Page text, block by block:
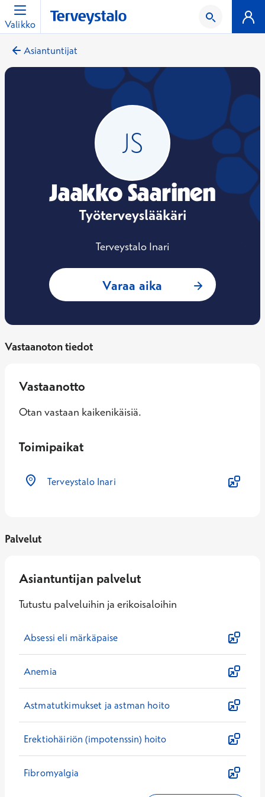
Valikko
Asiantuntijat
Jaakko Saarinen
Työterveyslääkäri
Terveystalo Inari
Varaa aika : Jaakko
Vastaanoton tiedot
Vastaanotto
Otan vastaan kaikenikäisiä.
Toimipaikat
Terveystalo Inari
Palvelut
Asiantuntijan palvelut
Tutustu palveluihin ja erikoisaloihin
Absessi eli märkäpaise
Anemia
Astmatutkimukset ja astman hoito
Erektiohäiriön (impotenssin) hoito
Fibromyalgia